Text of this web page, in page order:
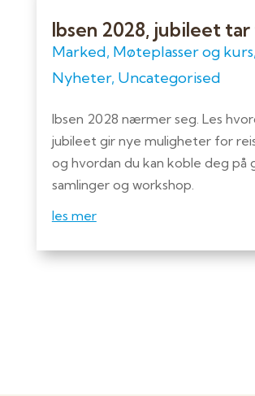
Ibsen 2028, jubileet
Marked, Møteplasser og kurs,
Nyheter, Uncategorised
Ibsen 2028 nærmer seg. Les
jubileet gir nye muligheter for
og hvordan du kan koble deg på
samlinger og workshop.
les mer